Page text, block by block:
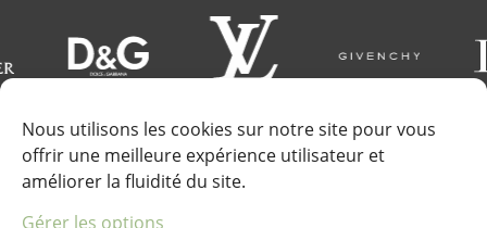
Nous utilisons les cookies sur notre site pour vous
offrir une meilleure expérience utilisateur et
améliorer la fluidité du site.
Gérer les options